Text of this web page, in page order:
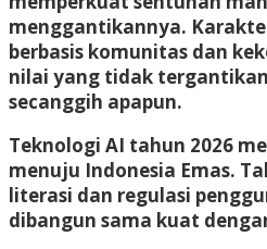
menggantikannya.
berbasis komunitas dan
nilai yang tidak
secanggih apapun.
Teknologi AI tahun 2026
menuju Indonesia Emas.
literasi dan regulasi
dibangun sama kuat